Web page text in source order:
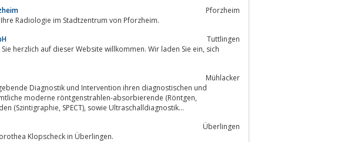
Pforzheim
Radiologie im Stadt­zentrum von Pforzheim.
Tuttlingen
herzlich auf dieser Website willkommen. Wir laden Sie ein, sich
Mühlacker
Diagnostik und Intervention ihren diagnostischen und
moderne röntgenstrahlen-absorbierende (Röntgen,
Mammographie, CT) und nuklearmedizinische Methoden (Szintigraphie, SPECT), sowie Ultraschalldiagnostik...
Überlingen
Klopscheck in Überlingen.